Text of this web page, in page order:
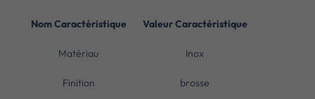
Nom Caractéristique Valeur Caractéristique
Matériau Inox
Finition brosse